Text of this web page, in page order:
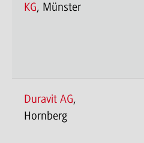
KG, Münster
Duravit AG,
Hornberg